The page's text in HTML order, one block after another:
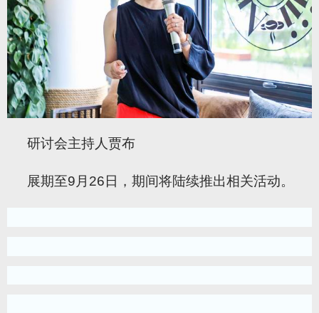
研讨会主持人贾布
展期至9月26日，期间将陆续推出相关活动。